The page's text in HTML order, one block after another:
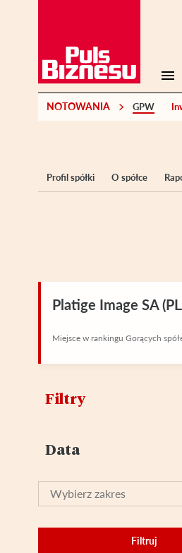
NOTOWANIA GPW
Profil spółki O spółce
Platige Image SA
Miejsce w rankingu Gorących
Filtry
Data
Filtruj